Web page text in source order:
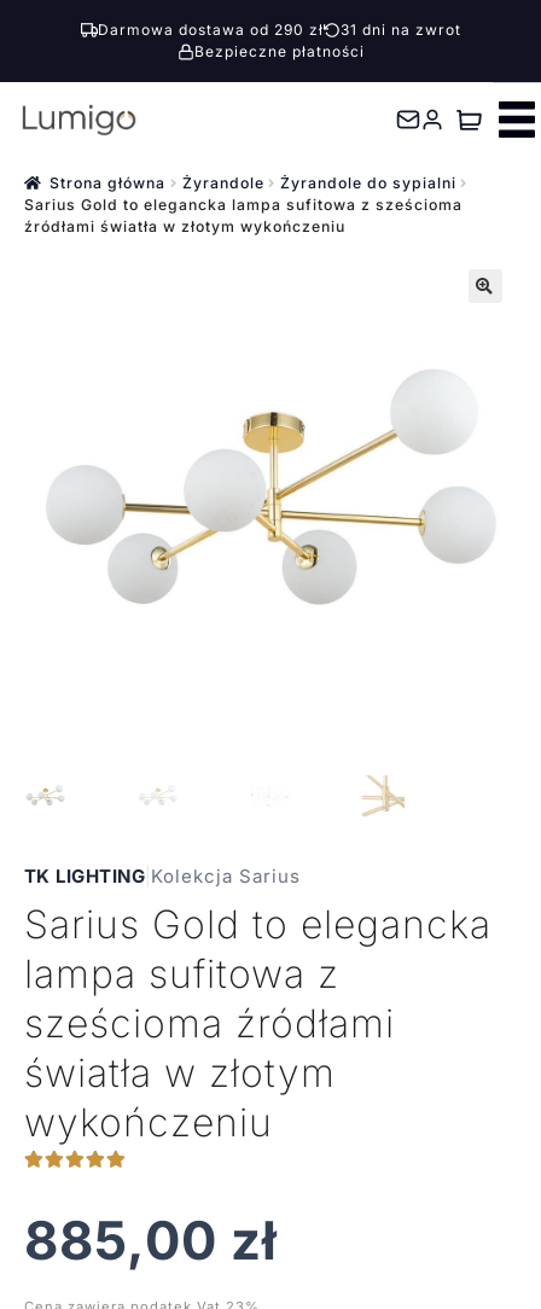
Darmowa dostawa od 290 zł
31 dni na zwrot
Bezpieczne płatności
Przejdź
nawigacji
Przejdź
treści Strona główna Żyrandole
Żyrandole do sypialni
Sarius Gold to elegancka lampa sufitowa z sześcioma
źródłami światła w złotym wykończeniu
TK LIGHTING Kolekcja Sarius
Sarius Gold to elegancka
lampa sufitowa z
sześcioma źródłami
światła w złotym
wykończeniu
885,00 zł